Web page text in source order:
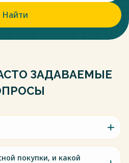
Найти
ЗАДАВАЕМЫЕ
покупки, и какой